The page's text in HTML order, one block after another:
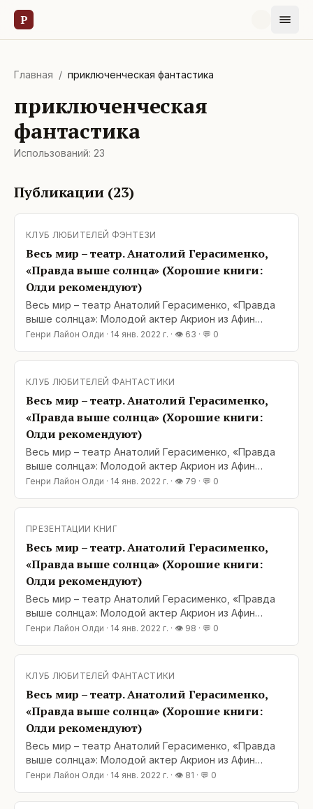
Р
Главная / приключенческая фантастика
приключенческая
фантастика
Использований: 23
Публикации (23)
КЛУБ ЛЮБИТЕЛЕЙ ФЭНТЕЗИ
Весь мир – театр. Анатолий Герасименко,
«Правда выше солнца» (Хорошие книги:
Олди рекомендуют)
Весь мир – театр Анатолий Герасименко, «Правда
выше солнца»: Молодой актер Акрион из Афин
думает, что играет в спектакле, когда заносит меч
сброшены вопреки греческой театральной
традиции. Герой совершит ряд подозрительных
подвигов, странствуя от храмов Лидии до
асфоделей Аида;
Генри Лайон Олди · 14 янв. 2022 г. · 👁 63 · 💬 0
КЛУБ ЛЮБИТЕЛЕЙ ФАНТАСТИКИ
Весь мир – театр. Анатолий Герасименко,
«Правда выше солнца» (Хорошие книги:
Олди рекомендуют)
Весь мир – театр Анатолий Герасименко, «Правда
выше солнца»: Молодой актер Акрион из Афин
думает, что играет в спектакле, когда заносит меч
сброшены вопреки греческой театральной
подвигов, странствуя от храмов Лидии до
асфоделей Аида;
Генри Лайон Олди · 14 янв. 2022 г. · 👁 79 · 💬 0
ПРЕЗЕНТАЦИИ КНИГ
Весь мир – театр. Анатолий Герасименко,
«Правда выше солнца» (Хорошие книги:
Олди рекомендуют)
Весь мир – театр Анатолий Герасименко, «Правда
выше солнца»: Молодой актер Акрион из Афин
думает, что играет в спектакле, когда заносит меч
сброшены вопреки греческой театральной
традиции. Герой совершит ряд подозрительных
подвигов, странствуя от храмов Лидии до
асфоделей Аида;
Генри Лайон Олди · 14 янв. 2022 г. · 👁 98 · 💬 0
КЛУБ ЛЮБИТЕЛЕЙ ФАНТАСТИКИ
Весь мир – театр. Анатолий Герасименко,
«Правда выше солнца» (Хорошие книги:
Олди рекомендуют)
Весь мир – театр Анатолий Герасименко, «Правда
выше солнца»: Молодой актер Акрион из Афин
думает, что играет в спектакле, когда заносит меч
сброшены вопреки греческой театральной
Генри Лайон Олди · 14 янв. 2022 г. · 👁 81 · 💬 0